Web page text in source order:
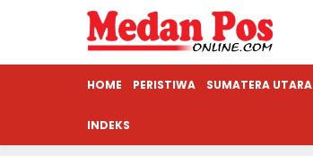
HOME PERISTIWA SUMATERA UTARA
INDEKS